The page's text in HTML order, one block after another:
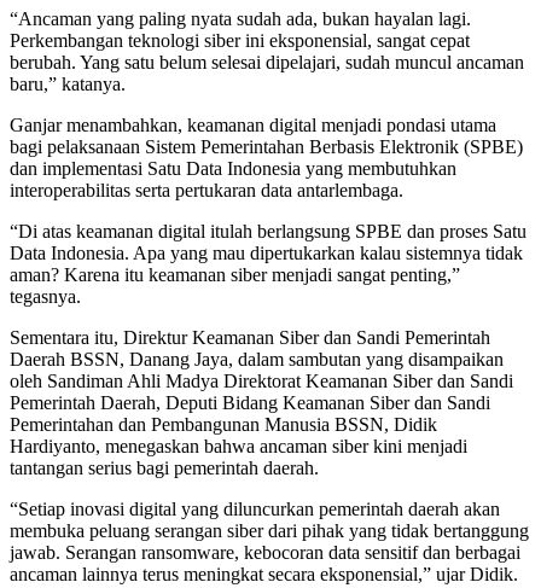
“Ancaman yang paling nyata sudah ada, bukan hayalan lagi.
Perkembangan teknologi siber ini eksponensial, sangat cepat
berubah. Yang satu belum selesai dipelajari, sudah muncul ancaman
baru,” katanya.
Ganjar menambahkan, keamanan digital menjadi pondasi utama
bagi pelaksanaan Sistem Pemerintahan Berbasis Elektronik (SPBE)
dan implementasi Satu Data Indonesia yang membutuhkan
interoperabilitas serta pertukaran data antarlembaga.
“Di atas keamanan digital itulah berlangsung SPBE dan proses Satu
Data Indonesia. Apa yang mau dipertukarkan kalau sistemnya tidak
aman? Karena itu keamanan siber menjadi sangat penting,”
tegasnya.
Sementara itu, Direktur Keamanan Siber dan Sandi Pemerintah
Daerah BSSN, Danang Jaya, dalam sambutan yang disampaikan
oleh Sandiman Ahli Madya Direktorat Keamanan Siber dan Sandi
Pemerintah Daerah, Deputi Bidang Keamanan Siber dan Sandi
Pemerintahan dan Pembangunan Manusia BSSN, Didik
Hardiyanto, menegaskan bahwa ancaman siber kini menjadi
tantangan serius bagi pemerintah daerah.
“Setiap inovasi digital yang diluncurkan pemerintah daerah akan
membuka peluang serangan siber dari pihak yang tidak bertanggung
jawab. Serangan ransomware, kebocoran data sensitif dan berbagai
ancaman lainnya terus meningkat secara eksponensial,” ujar Didik.